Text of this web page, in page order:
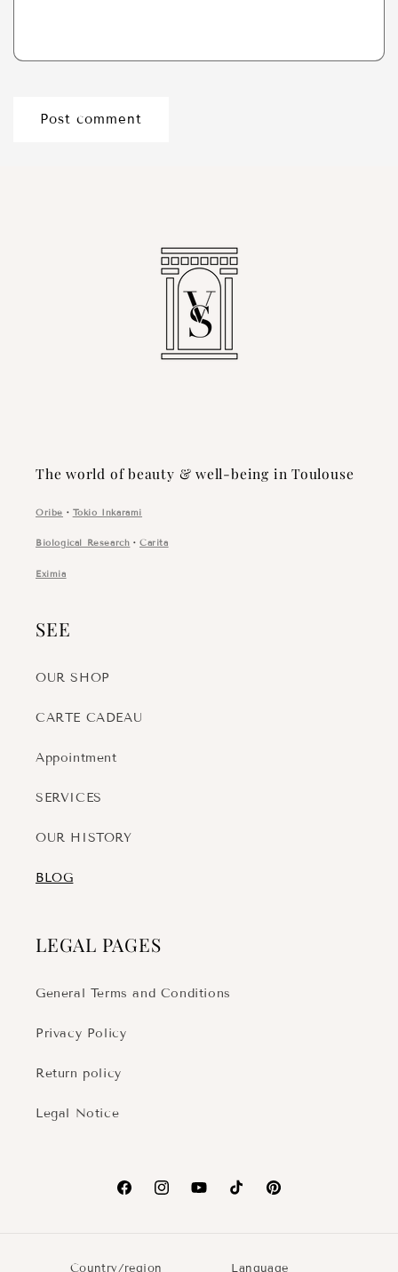
The world of beauty & well-being in Toulouse
Oribe ・ Tokio Inkarami
Biological Research ・Carita
Eximia
SEE
OUR SHOP
CARTE CADEAU
Appointment
SERVICES
OUR HISTORY
BLOG
LEGAL PAGES
General Terms and Conditions
Privacy Policy
Return policy
Legal Notice
FacebookInstagramYouTubeTikTokPinterest
Country/region Language